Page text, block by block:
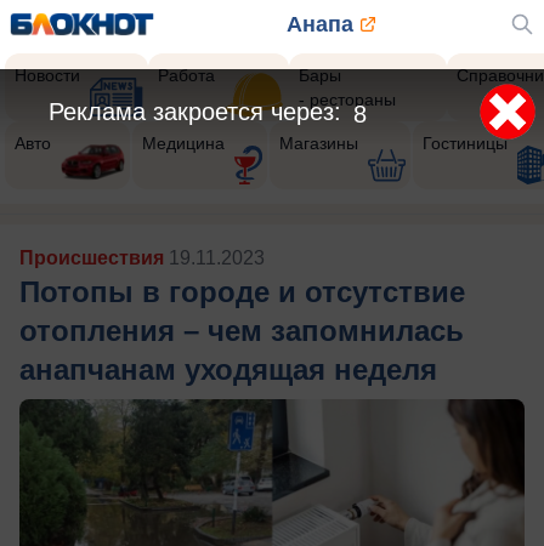
Анапа
Новости Работа
Бары
- рестораны
Авто Медицина Магазины Гостиницы
Происшествия 19.11.2023
Потопы в городе и отсутствие
отопления – чем запомнилась
анапчанам уходящая неделя
5
Реклама закроется через: